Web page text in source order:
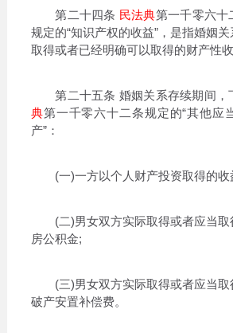
第二十四条 民法典第一千零六十
规定的“知识产权的收益”，是指婚姻
取得或者已经明确可以取得的财产性收
第二十五条 婚姻关系存续期间，
典第一千零六十二条规定的“其他应
产”：
(一)一方以个人财产投资取得的收
(二)男女双方实际取得或者应当取
房公积金;
(三)男女双方实际取得或者应当取
破产安置补偿费。